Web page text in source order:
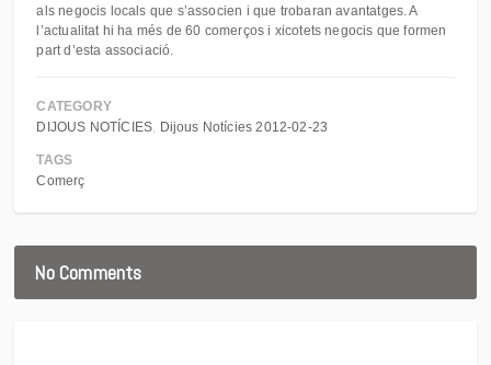
als negocis locals que s’associen i que trobaran avantatges. A
l’actualitat hi ha més de 60 comerços i xicotets negocis que formen
part d’esta associació.
CATEGORY
DIJOUS NOTÍCIES
Dijous Notícies 2012-02-23
TAGS
Comerç
No Comments